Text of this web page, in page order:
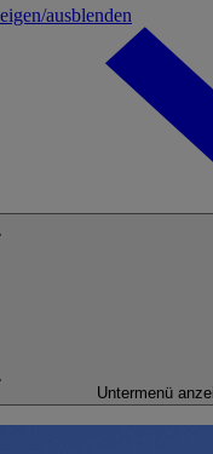
ausblenden
Untermenü